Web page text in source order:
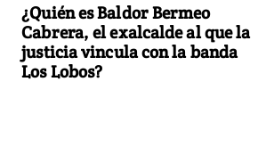
¿Quién es Baldor Bermeo
Cabrera, el exalcalde al que la
justicia vincula con la banda
Los Lobos?